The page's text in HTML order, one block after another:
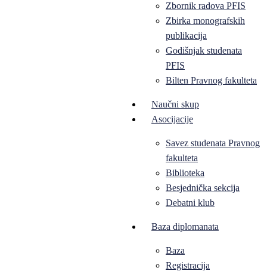
Zbornik radova PFIS
Zbirka monografskih
publikacija
Godišnjak studenata
PFIS
Bilten Pravnog fakulteta
Naučni skup
Asocijacije
Savez studenata Pravnog
fakulteta
Biblioteka
Besjednička sekcija
Debatni klub
Baza diplomanata
Baza
Registracija